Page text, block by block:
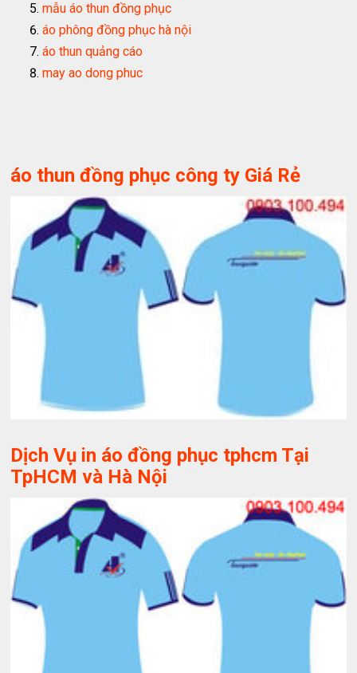
mẫu áo thun đồng phục
áo phông đồng phục hà nội
áo thun quảng cáo
may ao dong phuc
áo thun đồng phục công ty Giá Rẻ
Dịch Vụ in áo đồng phục tphcm Tại
TpHCM và Hà Nội